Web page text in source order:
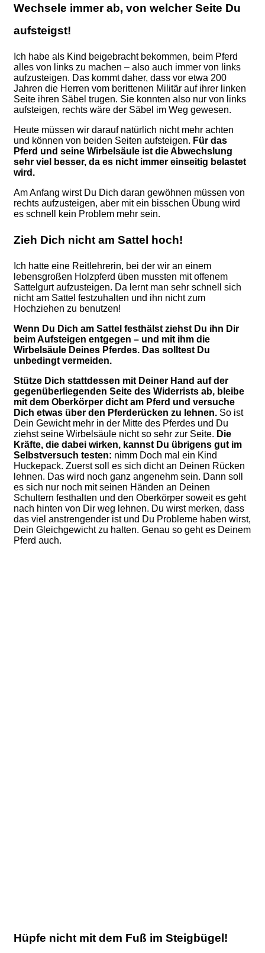
Wechsele immer ab, von welcher Seite Du
aufsteigst!
Ich habe als Kind beigebracht bekommen, beim Pferd
alles von links zu machen – also auch immer von links
aufzusteigen. Das kommt daher, dass vor etwa 200
Jahren die Herren vom berittenen Militär auf ihrer linken
Seite ihren Säbel trugen. Sie konnten also nur von links
aufsteigen, rechts wäre der Säbel im Weg gewesen.
Heute müssen wir darauf natürlich nicht mehr achten
und können von beiden Seiten aufsteigen. Für das
Pferd und seine Wirbelsäule ist die Abwechslung
sehr viel besser, da es nicht immer einseitig belastet
wird.
Am Anfang wirst Du Dich daran gewöhnen müssen von
rechts aufzusteigen, aber mit ein bisschen Übung wird
es schnell kein Problem mehr sein.
Zieh Dich nicht am Sattel hoch!
Ich hatte eine Reitlehrerin, bei der wir an einem
lebensgroßen Holzpferd üben mussten mit offenem
Sattelgurt aufzusteigen. Da lernt man sehr schnell sich
nicht am Sattel festzuhalten und ihn nicht zum
Hochziehen zu benutzen!
Wenn Du Dich am Sattel festhälst ziehst Du ihn Dir
beim Aufsteigen entgegen – und mit ihm die
Wirbelsäule Deines Pferdes. Das solltest Du
unbedingt vermeiden.
Stütze Dich stattdessen mit Deiner Hand auf der
gegenüberliegenden Seite des Widerrists ab, bleibe
mit dem Oberkörper dicht am Pferd und versuche
Dich etwas über den Pferderücken zu lehnen. So ist
Dein Gewicht mehr in der Mitte des Pferdes und Du
ziehst seine Wirbelsäule nicht so sehr zur Seite. Die
Kräfte, die dabei wirken, kannst Du übrigens gut im
Selbstversuch testen: nimm Doch mal ein Kind
Huckepack. Zuerst soll es sich dicht an Deinen Rücken
lehnen. Das wird noch ganz angenehm sein. Dann soll
es sich nur noch mit seinen Händen an Deinen
Schultern festhalten und den Oberkörper soweit es geht
nach hinten von Dir weg lehnen. Du wirst merken, dass
das viel anstrengender ist und Du Probleme haben wirst,
Dein Gleichgewicht zu halten. Genau so geht es Deinem
Pferd auch.
Hüpfe nicht mit dem Fuß im Steigbügel!